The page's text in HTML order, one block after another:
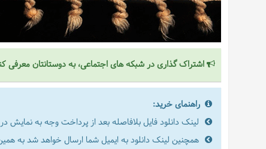
اشتراک گذاری در شبکه های اجتماعی، به دوستانتان معرفی
راهنمای خرید:
لینک دانلود فایل بلافاصله بعد از پرداخت وجه به نمایش
همچنین لینک دانلود به ایمیل شما ارسال خواهد شد به